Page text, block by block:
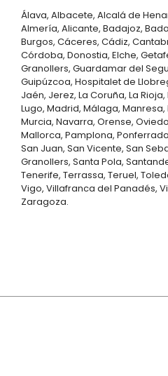
Álava, Albacete, Alcalá de
Almería, Alicante, Badajoz,
Burgos, Cáceres, Cádiz,
Córdoba, Donostia, Elche,
Granollers, Guardamar del
Guipúzcoa, Hospitalet de
Jaén, Jerez, La Coruña, La
Lugo, Madrid, Málaga,
Murcia, Navarra, Orense,
Mallorca, Pamplona,
San Juan, San Vicente, San
Granollers, Santa Pola,
Tenerife, Terrassa, Teruel,
Vigo, Villafranca del Panadés,
Zaragoza.